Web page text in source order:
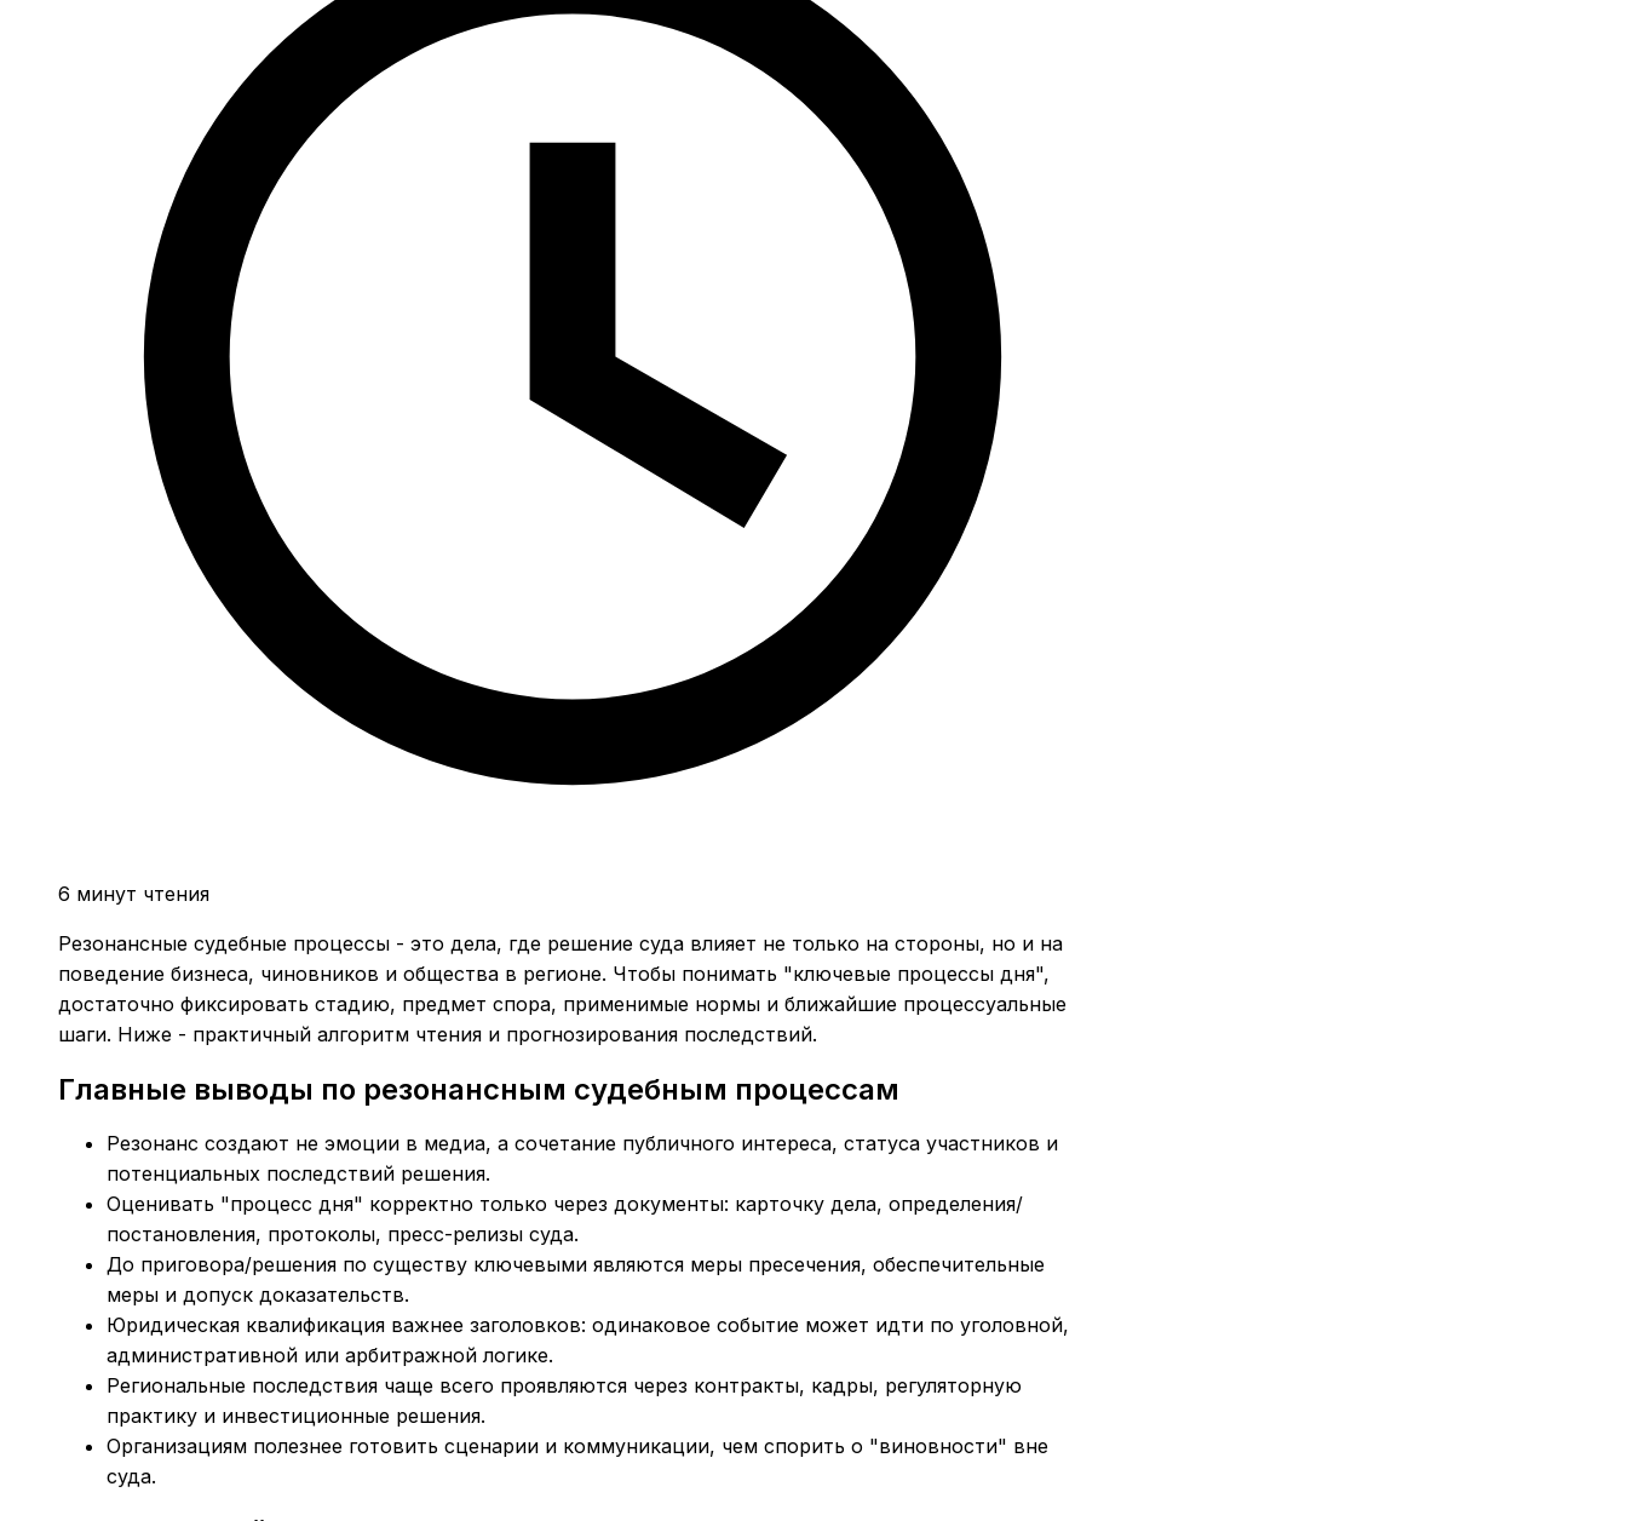
6 минут чтения
Резонансные судебные процессы - это дела, где решение суда влияет не только на стороны, но и на
поведение бизнеса, чиновников и общества в регионе. Чтобы понимать "ключевые процессы дня",
достаточно фиксировать стадию, предмет спора, применимые нормы и ближайшие процессуальные
шаги. Ниже - практичный алгоритм чтения и прогнозирования последствий.
Главные выводы по резонансным судебным процессам
Резонанс создают не эмоции в медиа, а сочетание публичного интереса, статуса участников и
потенциальных последствий решения.
Оценивать "процесс дня" корректно только через документы: карточку дела, определения/
постановления, протоколы, пресс-релизы суда.
До приговора/решения по существу ключевыми являются меры пресечения, обеспечительные
меры и допуск доказательств.
Юридическая квалификация важнее заголовков: одинаковое событие может идти по уголовной,
административной или арбитражной логике.
Региональные последствия чаще всего проявляются через контракты, кадры, регуляторную
практику и инвестиционные решения.
Организациям полезнее готовить сценарии и коммуникации, чем спорить о "виновности" вне
суда.